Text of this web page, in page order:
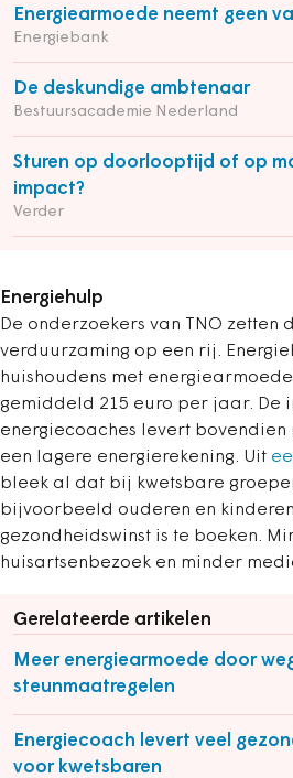
Energiearmoede neemt geen
Energiebank
De deskundige ambtenaar
Bestuursacademie Nederland
Sturen op doorlooptijd of op
impact?
Verder
Energiehulp
De onderzoekers van TNO zetten
verduurzaming op een rij.
huishoudens met
gemiddeld 215 euro per jaar. De
energiecoaches levert
een lagere energierekening. Uit
bleek al dat bij kwetsbare
bijvoorbeeld ouderen en kinderen
gezondheidswinst is te boeken.
huisartsenbezoek en minder
Gerelateerde artikelen
Meer energiearmoede door
steunmaatregelen
Energiecoach levert veel
voor kwetsbaren